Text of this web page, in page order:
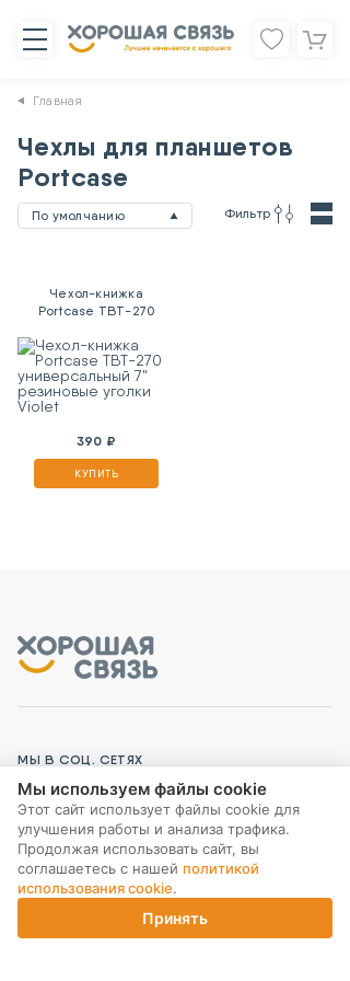
Главная
Чехлы для планшетов
Portcase
По умолчанию Фильтр
Чехол-книжка
Portcase TBT-270
резиновые уголки
Violet
390 ₽
КУПИТЬ
Корзина
МЫ В СОЦ. СЕТЯХ
ПОДПИСКА НА РАССЫЛКУ
Мы используем файлы cookie
Этот сайт использует файлы cookie для
улучшения работы и анализа трафика.
Продолжая использовать сайт, вы
соглашаетесь с нашей политикой
использования cookie.
Принять